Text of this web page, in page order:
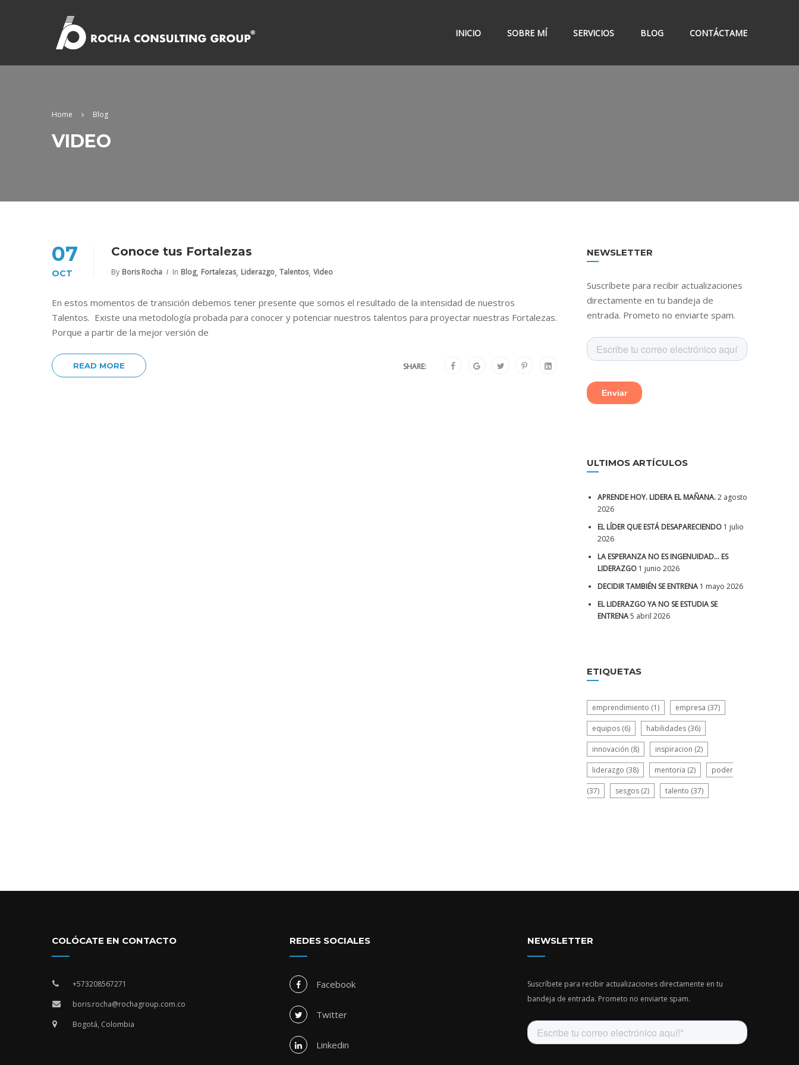
INICIO SOBRE MÍ SERVICIOS BLOG CONTÁCTAME
Home Blog
VIDEO
07
OCT
Conoce tus Fortalezas
By Boris Rocha In Blog, Fortalezas, Liderazgo, Talentos, Video
En estos momentos de transición debemos tener presente que somos el resultado de la intensidad de nuestros
Talentos. Existe una metodología probada para conocer y potenciar nuestros talentos para proyectar nuestras Fortalezas.
Porque a partir de la mejor versión de
READ MORE SHARE:
NEWSLETTER
Suscríbete para recibir actualizaciones
directamente en tu bandeja de
entrada. Prometo no enviarte spam.
ULTIMOS ARTÍCULOS
APRENDE HOY. LIDERA EL MAÑANA.2 agosto
2026
EL LÍDER QUE ESTÁ DESAPARECIENDO 1 julio
2026
LA ESPERANZA NO ES INGENUIDAD… ES
LIDERAZGO 1 junio 2026
DECIDIR TAMBIÉN SE ENTRENA 1 mayo 2026
EL LIDERAZGO YA NO SE ESTUDIA SE
ENTRENA5 abril 2026
ETIQUETAS
emprendimiento (1) empresa (37)
equipos (6) habilidades (36)
innovación (8) inspiracion (2)
liderazgo (38) mentoria (2) poder
(37) sesgos (2) talento (37)
COLÓCATE EN CONTACTO
+573208567271
boris.rocha@rochagroup.com.co
Bogotá, Colombia
REDES SOCIALES
Facebook
Twitter
Linkedin
NEWSLETTER
Suscríbete para recibir actualizaciones directamente en tu
bandeja de entrada. Prometo no enviarte spam.